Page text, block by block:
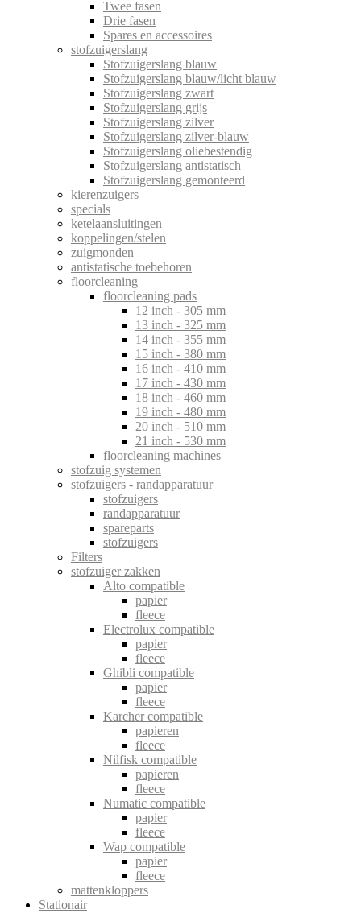
Twee fasen
Drie fasen
Spares en accessoires
stofzuigerslang
Stofzuigerslang blauw
Stofzuigerslang blauw/licht blauw
Stofzuigerslang zwart
Stofzuigerslang grijs
Stofzuigerslang zilver
Stofzuigerslang zilver-blauw
Stofzuigerslang oliebestendig
Stofzuigerslang antistatisch
Stofzuigerslang gemonteerd
kierenzuigers
specials
ketelaansluitingen
koppelingen/stelen
zuigmonden
antistatische toebehoren
floorcleaning
floorcleaning pads
12 inch - 305 mm
13 inch - 325 mm
14 inch - 355 mm
15 inch - 380 mm
16 inch - 410 mm
17 inch - 430 mm
18 inch - 460 mm
19 inch - 480 mm
20 inch - 510 mm
21 inch - 530 mm
floorcleaning machines
stofzuig systemen
stofzuigers - randapparatuur
stofzuigers
randapparatuur
spareparts
stofzuigers
Filters
stofzuiger zakken
Alto compatible
papier
fleece
Electrolux compatible
papier
fleece
Ghibli compatible
papier
fleece
Karcher compatible
papieren
fleece
Nilfisk compatible
papieren
fleece
Numatic compatible
papier
fleece
Wap compatible
papier
fleece
mattenkloppers
Stationair